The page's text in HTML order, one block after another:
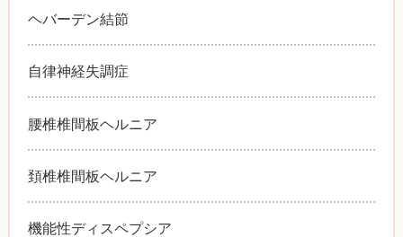
ヘバーデン結節
自律神経失調症
腰椎椎間板ヘルニア
頚椎椎間板ヘルニア
機能性ディスペプシア